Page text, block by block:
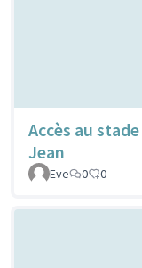
Accès au
Jean
Eve
0 0